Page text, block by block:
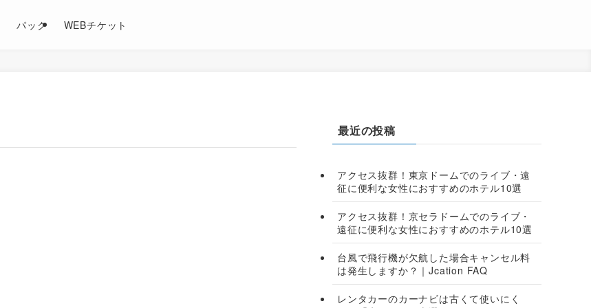
パック WEBチケット
最近の投稿
アクセス抜群！東京ドームでのライブ・遠
征に便利な女性におすすめのホテル10選
アクセス抜群！京セラドームでのライブ・
遠征に便利な女性におすすめのホテル10選
台風で飛行機が欠航した場合キャンセル料
は発生しますか？｜Jcation FAQ
レンタカーのカーナビは古くて使いにく